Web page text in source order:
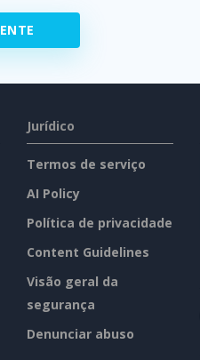
Jurídico
Termos de serviço
AI Policy
Política de privacidade
Content Guidelines
Visão geral da
segurança
Denunciar abuso